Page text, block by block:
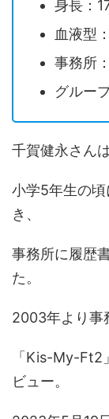
身長：
血液型
事務所
グルー
千賀健永さんは
小学5年生の
き、
事務所に履歴
た。
2003年より事
「Kis-My-Ft2
ビュー。